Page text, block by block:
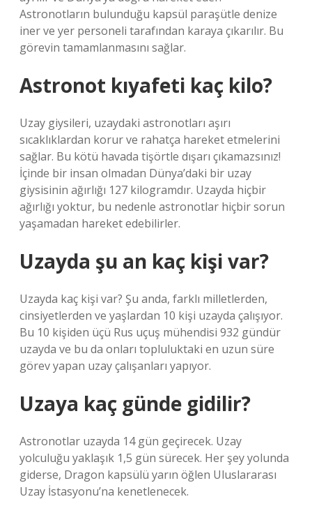
Astronotların bulunduğu kapsül paraşütle denize
iner ve yer personeli tarafından karaya çıkarılır. Bu
görevin tamamlanmasını sağlar.
Astronot kıyafeti kaç kilo?
Uzay giysileri, uzaydaki astronotları aşırı
sıcaklıklardan korur ve rahatça hareket etmelerini
sağlar. Bu kötü havada tişörtle dışarı çıkamazsınız!
İçinde bir insan olmadan Dünya’daki bir uzay
giysisinin ağırlığı 127 kilogramdır. Uzayda hiçbir
ağırlığı yoktur, bu nedenle astronotlar hiçbir sorun
yaşamadan hareket edebilirler.
Uzayda şu an kaç kişi var?
Uzayda kaç kişi var? Şu anda, farklı milletlerden,
cinsiyetlerden ve yaşlardan 10 kişi uzayda çalışıyor.
Bu 10 kişiden üçü Rus uçuş mühendisi 932 gündür
uzayda ve bu da onları topluluktaki en uzun süre
görev yapan uzay çalışanları yapıyor.
Uzaya kaç günde gidilir?
Astronotlar uzayda 14 gün geçirecek. Uzay
yolculuğu yaklaşık 1,5 gün sürecek. Her şey yolunda
giderse, Dragon kapsülü yarın öğlen Uluslararası
Uzay İstasyonu’na kenetlenecek.